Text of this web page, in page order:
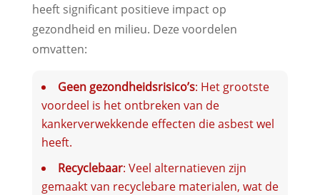
heeft significant positieve impact op
gezondheid en milieu. Deze voordelen
omvatten:
Geen gezondheidsrisico’s: Het grootste
voordeel is het ontbreken van de
kankerverwekkende effecten die asbest wel
heeft.
Recyclebaar: Veel alternatieven zijn
gemaakt van recyclebare materialen, wat de